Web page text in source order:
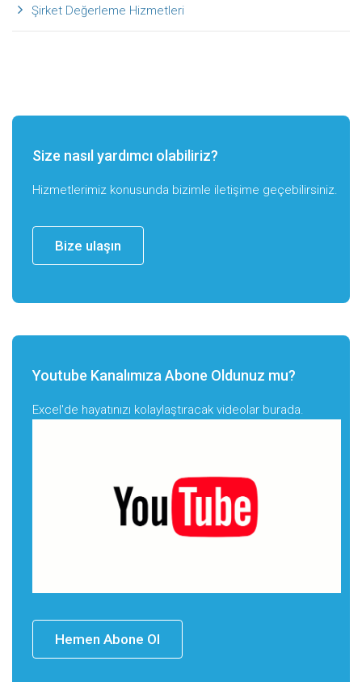
Şirket Değerleme Hizmetleri
Size nasıl yardımcı olabiliriz?
Hizmetlerimiz konusunda bizimle iletişime geçebilirsiniz.
Bize ulaşın
Youtube Kanalımıza Abone Oldunuz mu?
Excel'de hayatınızı kolaylaştıracak videolar burada.
Hemen Abone Ol